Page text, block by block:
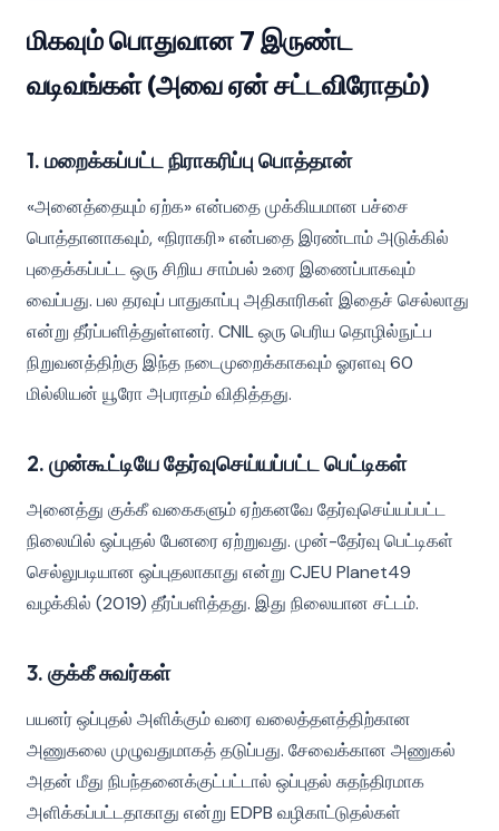
மிகவும் பொதுவான 7 இருண்ட
வடிவங்கள் (அவை ஏன் சட்டவிரோதம்)
1. மறைக்கப்பட்ட நிராகரிப்பு பொத்தான்
«அனைத்தையும் ஏற்க» என்பதை முக்கியமான பச்சை
பொத்தானாகவும், «நிராகரி» என்பதை இரண்டாம் அடுக்கில்
புதைக்கப்பட்ட ஒரு சிறிய சாம்பல் உரை இணைப்பாகவும்
வைப்பது. பல தரவுப் பாதுகாப்பு அதிகாரிகள் இதைச் செல்லாது
என்று தீர்ப்பளித்துள்ளனர். CNIL ஒரு பெரிய தொழில்நுட்ப
நிறுவனத்திற்கு இந்த நடைமுறைக்காகவும் ஓரளவு 60
மில்லியன் யூரோ அபராதம் விதித்தது.
2. முன்கூட்டியே தேர்வுசெய்யப்பட்ட பெட்டிகள்
அனைத்து குக்கீ வகைகளும் ஏற்கனவே தேர்வுசெய்யப்பட்ட
நிலையில் ஒப்புதல் பேனரை ஏற்றுவது. முன்-தேர்வு பெட்டிகள்
செல்லுபடியான ஒப்புதலாகாது என்று CJEU Planet49
வழக்கில் (2019) தீர்ப்பளித்தது. இது நிலையான சட்டம்.
3. குக்கீ சுவர்கள்
பயனர் ஒப்புதல் அளிக்கும் வரை வலைத்தளத்திற்கான
அணுகலை முழுவதுமாகத் தடுப்பது. சேவைக்கான அணுகல்
அதன் மீது நிபந்தனைக்குட்பட்டால் ஒப்புதல் சுதந்திரமாக
அளிக்கப்பட்டதாகாது என்று EDPB வழிகாட்டுதல்கள்